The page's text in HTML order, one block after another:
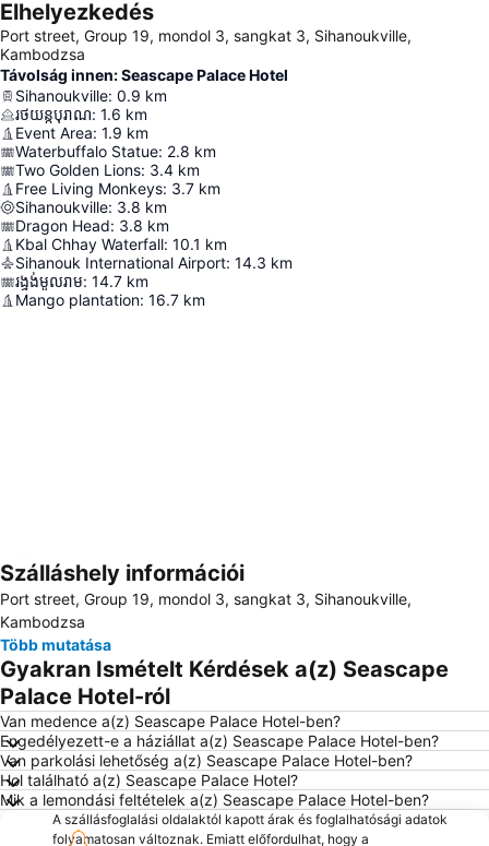
Elhelyezkedés
Port street, Group 19, mondol 3, sangkat 3, Sihanoukville,
Kambodzsa
Távolság innen: Seascape Palace Hotel
Sihanoukville: 0.9 km
រថយន្តបុរាណ: 1.6 km
Event Area: 1.9 km
Waterbuffalo Statue: 2.8 km
Two Golden Lions: 3.4 km
Free Living Monkeys: 3.7 km
Sihanoukville: 3.8 km
Dragon Head: 3.8 km
Kbal Chhay Waterfall: 10.1 km
Sihanouk International Airport: 14.3 km
រង្វង់មូលរាម: 14.7 km
Mango plantation: 16.7 km
Nagy méretű térkép
Szálláshely információi
Port street, Group 19, mondol 3, sangkat 3, Sihanoukville,
Kambodzsa
Több mutatása
Gyakran Ismételt Kérdések a(z) Seascape
Palace Hotel-ról
Van medence a(z) Seascape Palace Hotel-ben?
Engedélyezett-e a háziállat a(z) Seascape Palace Hotel-ben?
Van parkolási lehetőség a(z) Seascape Palace Hotel-ben?
Hol található a(z) Seascape Palace Hotel?
Mik a lemondási feltételek a(z) Seascape Palace Hotel-ben?
A szállásfoglalási oldalaktól kapott árak és foglalhatósági adatok
folyamatosan változnak. Emiatt előfordulhat, hogy a